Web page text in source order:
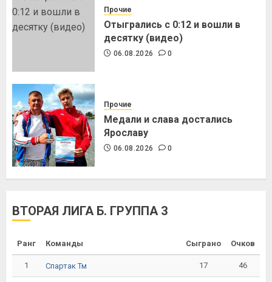
Прочие
Отыгрались с 0:12 и вошли в
десятку (видео)
06.08.2026 0
Прочие
Медали и слава достались
Ярославу
06.08.2026 0
ВТОРАЯ ЛИГА Б. ГРУППА 3
Ранг Команды Сыграно Очков
1 Спартак Тм 17 46